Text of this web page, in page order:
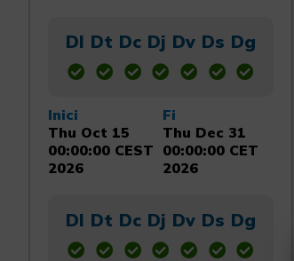
Dl Dt Dc Dj Dv Ds Dg
Inici
Thu Oct 15
00:00:00 CEST
2026
Fi
Thu Dec 31
00:00:00 CET
2026
Dl Dt Dc Dj Dv Ds Dg